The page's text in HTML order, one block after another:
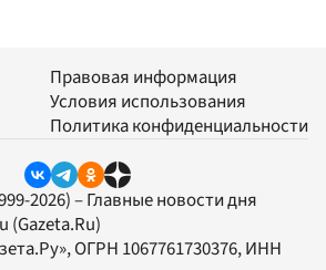
Правовая информация
Условия использования
Политика конфиденциальности
2026) – Главные новости дня
(Gazeta.Ru)
, ОГРН 1067761730376, ИНН